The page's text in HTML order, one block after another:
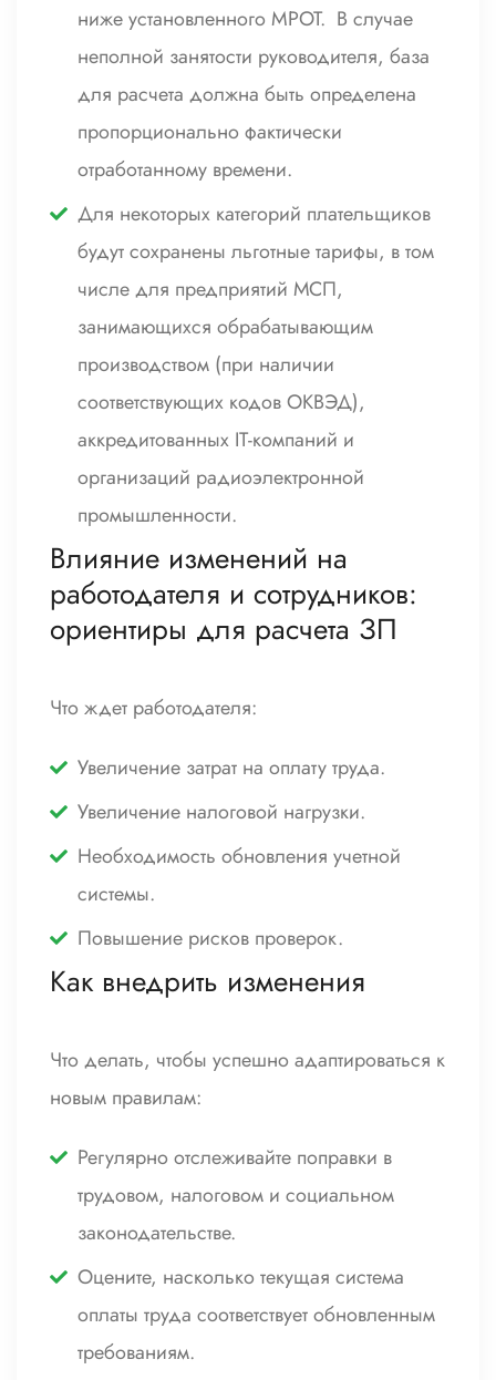
ниже установленного МРОТ. В случае
неполной занятости руководителя, база
для расчета должна быть определена
пропорционально фактически
отработанному времени.
Для некоторых категорий плательщиков
будут сохранены льготные тарифы, в том
числе для предприятий МСП,
занимающихся обрабатывающим
производством (при наличии
соответствующих кодов ОКВЭД),
аккредитованных IT-компаний и
организаций радиоэлектронной
промышленности.
Влияние изменений на
работодателя и сотрудников:
ориентиры для расчета ЗП
Что ждет работодателя:
Увеличение затрат на оплату труда.
Увеличение налоговой нагрузки.
Необходимость обновления учетной
системы.
Повышение рисков проверок.
Как внедрить изменения
Что делать, чтобы успешно адаптироваться к
новым правилам:
Регулярно отслеживайте поправки в
трудовом, налоговом и социальном
законодательстве.
Оцените, насколько текущая система
оплаты труда соответствует обновленным
требованиям.